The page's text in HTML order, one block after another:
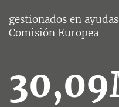
gestionados en
Comisión Europea